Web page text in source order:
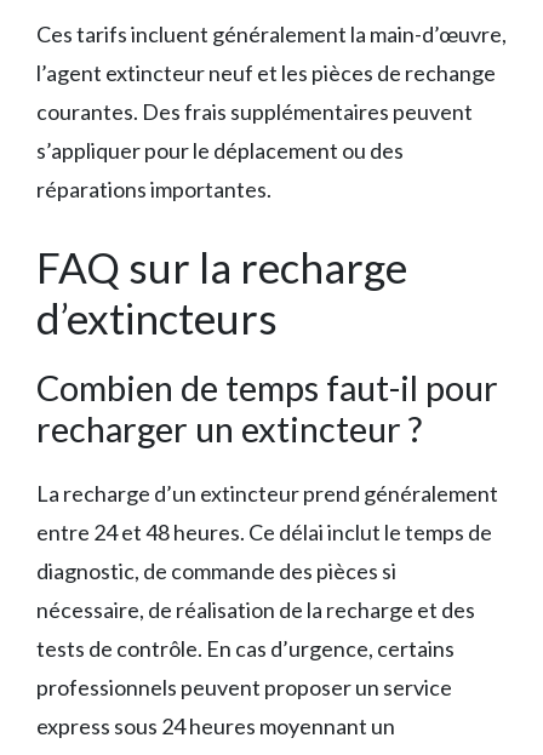
Ces tarifs incluent généralement la main-d’œuvre,
l’agent extincteur neuf et les pièces de rechange
courantes. Des frais supplémentaires peuvent
s’appliquer pour le déplacement ou des
réparations importantes.
FAQ sur la recharge
d’extincteurs
Combien de temps faut-il pour
recharger un extincteur ?
La recharge d’un extincteur prend généralement
entre 24 et 48 heures. Ce délai inclut le temps de
diagnostic, de commande des pièces si
nécessaire, de réalisation de la recharge et des
tests de contrôle. En cas d’urgence, certains
professionnels peuvent proposer un service
express sous 24 heures moyennant un